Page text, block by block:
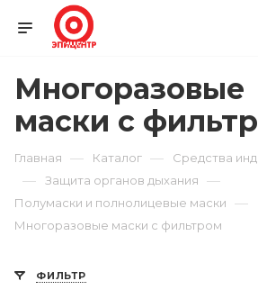
Многоразовые
маски с
Главная — Каталог — Средства
— Защита органов дыхания —
Полумаски и полнолицевые маски —
Многоразовые маски с фильтром
ФИЛЬТР